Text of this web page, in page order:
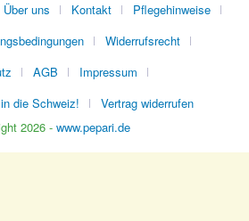
Über uns Kontakt
Pflegehinweise
Widerrufsrecht
AGB
Impressum
die Schweiz!
Vertrag widerrufen
2026 - www.pepari.de